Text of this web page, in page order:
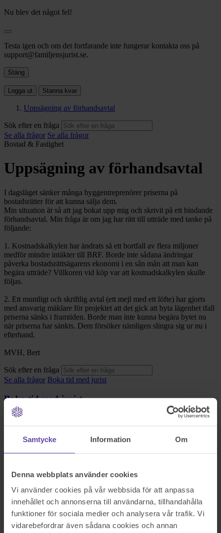
Samtycke Information Om
Denna webbplats använder cookies
Vi använder cookies på vår webbsida för att anpassa
innehållet och annonserna till användarna, tillhandahålla
funktioner för sociala medier och analysera vår trafik. Vi
vidarebefordrar även sådana cookies och annan
Nu blev det något fel!
Testa igen och om det fortfarande inte fungerar kontakta oss på
support@familjensjurist.se.
Stäng
Logga ut Stanna kvar
Uppsägning av förhandsavtal
Sök efter en fråga
Se alla frågor Se alla frågor
Bostad & Fastighet
Uppsägning av förhandsavtal
I dagsläget sänker många byggentreprenörer priserna på
bostadsrätter för att kunna sälja dem.
Min situation är så att jag bokat upp mig och skrivit på ett bindande
förhandsavtal. Min fråga är om jag har rätt till utträde med tanke på
följande:
1. Kostnadskalkylen har ändrats så ett bortfall av flera miljoner
medför mindre intäkter till BRF. Borde inte sådana ändringar
påverka bostadsrättsägarens ekonomi i en sån mån att man kan
begära utträde? Villkoren vid köp var att kostnadskalkylen skulle
följas.
2. Ett muntligt och skriftlig avtal (ett mejl med ett löfte) har gjorts
med ansvarig mäklare för projektet att det gick att byta lägenhet ifall
priserna sänks i framtiden. Borde man inte kunna begära bytet nu
när priserna har sänkts. Dem försöker nämligen slingra sig ur nu i
efterhand.
MVH, Bert
Sök efter en fråga
Se alla frågor Boka tid med jurist
Boka tid med jurist
På kontor, telefon eller onlinemöte
Dela fråga
Rådgivarens svar
2018-06-20
Hej,